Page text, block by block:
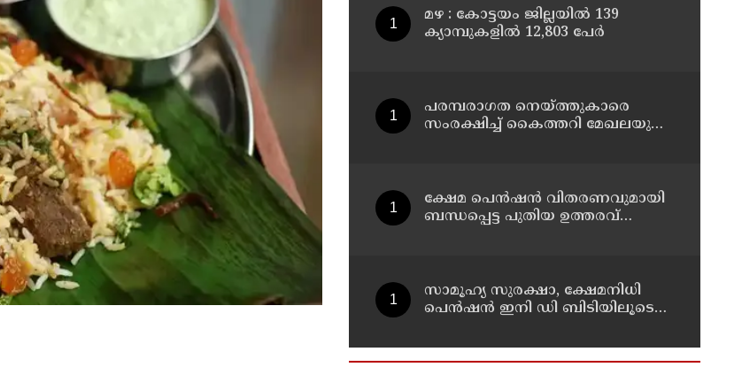
മഴ : കോട്ടയം ജില്ലയിൽ 139
ക്യാമ്പുകളിൽ 12,803 പേര്‍
പരമ്പരാഗത നെയ്ത്തുകാരെ
സംരക്ഷിച്ച് കൈത്തറി മേഖലയുടെ
ക്ഷേമ പെൻഷൻ വിതരണവുമായി
ബന്ധപ്പെട്ട പുതിയ ഉത്തരവ്
ബാലഗോപാൽ
സാമൂഹ്യ സുരക്ഷാ, ക്ഷേമനിധി
പെൻഷൻ ഇനി ഡി ബിടിയിലൂടെ